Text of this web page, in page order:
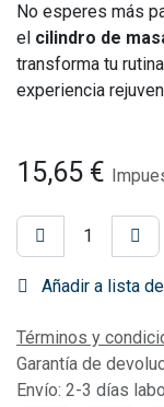
No esperes más
el cilindro de
transforma tu
experiencia
15,65 €
Añadir a lista
Términos y
Garantía de
Envío: 2-3 días